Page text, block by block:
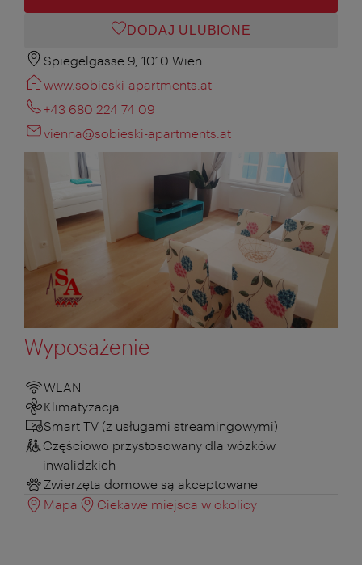
DODAJ ULUBIONE
Spiegelgasse 9, 1010 Wien
www.sobieski-apartments.at
+43 680 224 74 09
vienna@sobieski-apartments.at
Wyposażenie
WLAN
Klimatyzacja
Smart TV (z usługami streamingowymi)
Częściowo przystosowany dla wózków
inwalidzkich
Zwierzęta domowe są akceptowane
Mapa
Ciekawe miejsca w okolicy